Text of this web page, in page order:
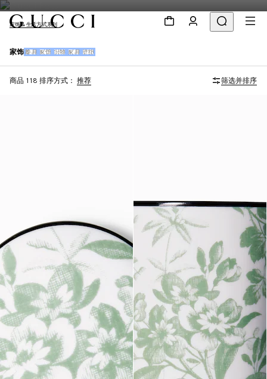
家饰 & 生活方式系列
家饰 餐具 家饰 织物 家具 壁纸
商品 118 排序方式： 推荐 筛选并排序